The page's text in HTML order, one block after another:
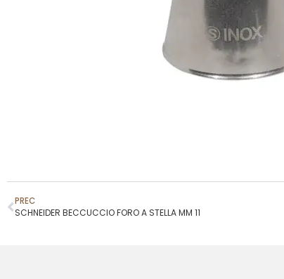
PREC
SCHNEIDER BECCUCCIO FORO A STELLA MM 11